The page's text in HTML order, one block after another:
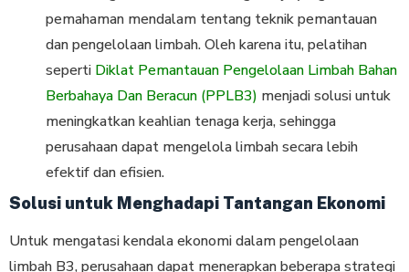
pemahaman mendalam tentang teknik pemantauan
dan pengelolaan limbah. Oleh karena itu, pelatihan
seperti Diklat Pemantauan Pengelolaan Limbah Bahan
Berbahaya Dan Beracun (PPLB3) menjadi solusi untuk
meningkatkan keahlian tenaga kerja, sehingga
perusahaan dapat mengelola limbah secara lebih
efektif dan efisien.
Solusi untuk Menghadapi Tantangan Ekonomi
Untuk mengatasi kendala ekonomi dalam pengelolaan
limbah B3, perusahaan dapat menerapkan beberapa strategi